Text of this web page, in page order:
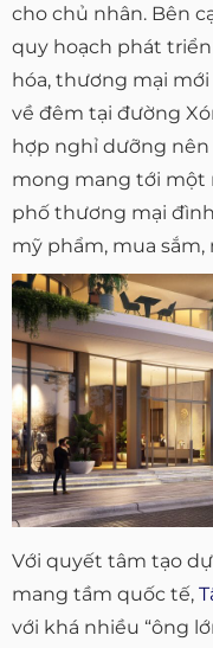
cho chủ nhân. Bên
quy hoạch phát
hóa, thương mại
về đêm tại đường
hợp nghỉ dưỡng nên
mong mang tới một
phố thương mại
mỹ phẩm, mua sắm,
Với quyết tâm tạo
mang tầm quốc tế,
với khá nhiều “ông